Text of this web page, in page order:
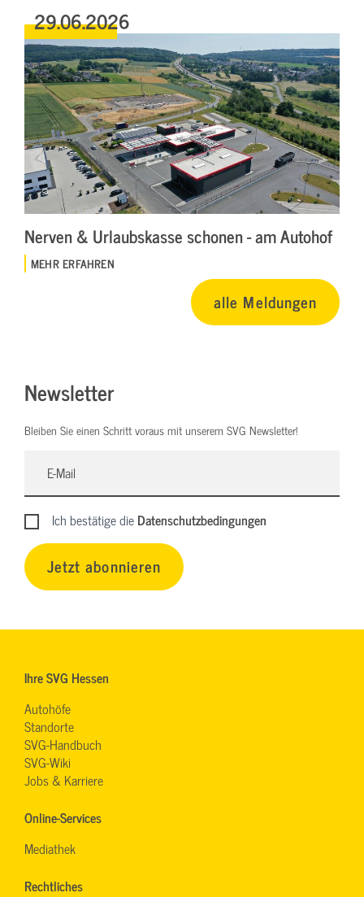
29.06.2026
Nerven & Urlaubskasse schonen - am Autohof
MEHR ERFAHREN
alle Meldungen
Newsletter
Bleiben Sie einen Schritt voraus mit unserem SVG Newsletter!
Ich bestätige dieDatenschutzbedingungen
Jetzt abonnieren
Ihre SVG Hessen
Autohöfe
Standorte
SVG-Handbuch
SVG-Wiki
Jobs & Karriere
Online-Services
Mediathek
Rechtliches